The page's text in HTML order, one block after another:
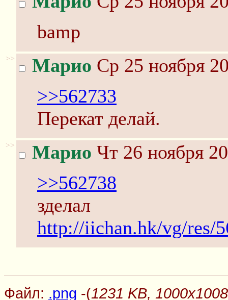
bamp
>> Марио Ср 25 ноября
>>562733
Перекат делай.
>> Марио Чт 26 ноября
>>562738
зделал
http://iichan.hk/vg/res/
Файл: .png -(1231 KB,